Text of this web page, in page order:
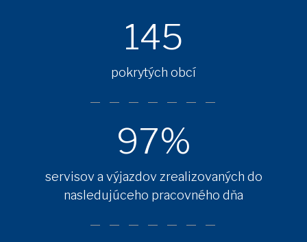
145
pokrytých obcí
97%
servisov a výjazdov zrealizovaných do
nasledujúceho pracovného dňa